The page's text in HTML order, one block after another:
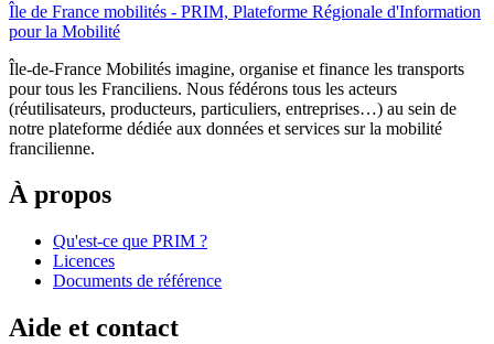
Île de France mobilités - PRIM, Plateforme Régionale d'Information
pour la Mobilité
Île-de-France Mobilités imagine, organise et finance les transports
pour tous les Franciliens. Nous fédérons tous les acteurs
(réutilisateurs, producteurs, particuliers, entreprises…) au sein de
notre plateforme dédiée aux données et services sur la mobilité
francilienne.
À propos
Qu'est-ce que PRIM ?
Licences
Documents de référence
Aide et contact